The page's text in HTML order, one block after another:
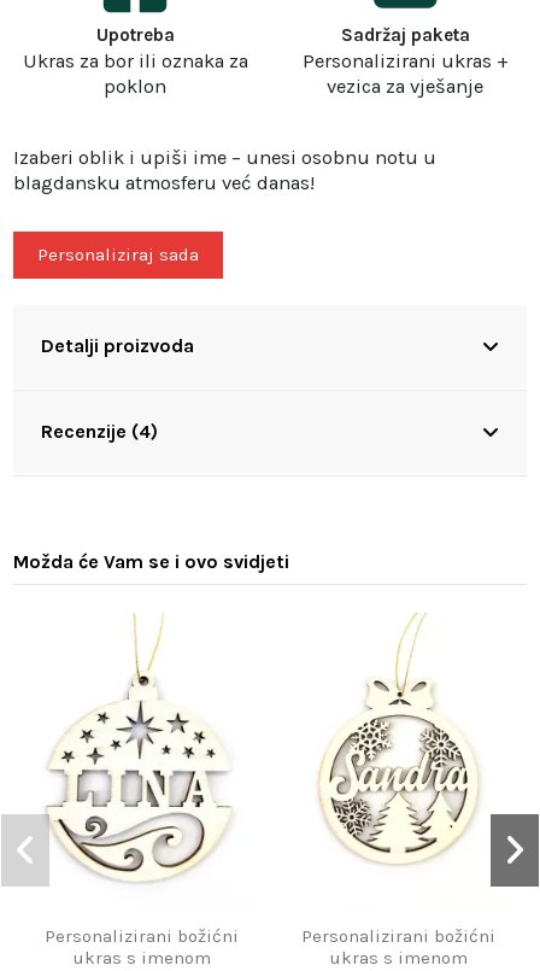
Upotreba
Ukras za bor ili oznaka za
poklon
Sadržaj paketa
Personalizirani ukras +
vezica za vješanje
Izaberi oblik i upiši ime – unesi osobnu notu u
blagdansku atmosferu već danas!
Personaliziraj sada
Detalji proizvoda
Recenzije (4)
Možda će Vam se i ovo svidjeti
Personalizirani božićni
ukras s imenom
Personalizirani božićni
ukras s imenom